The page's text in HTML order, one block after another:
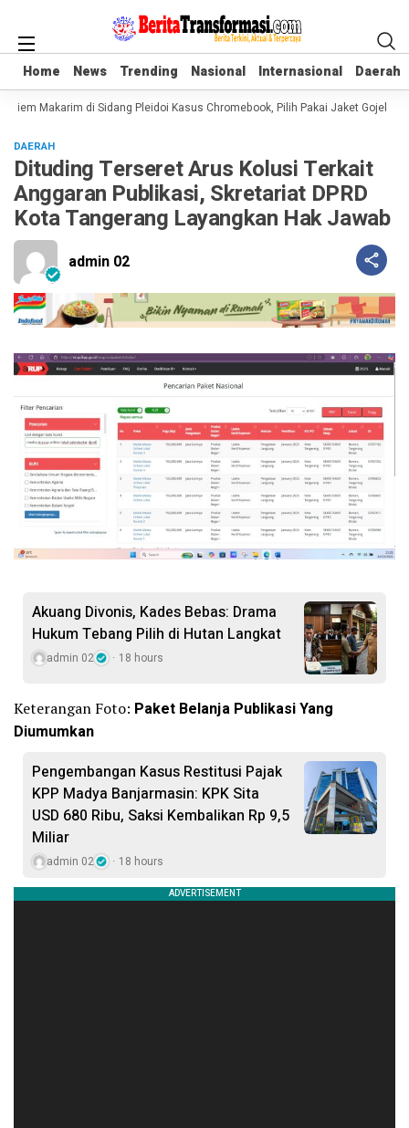
Home News Trending Nasional Internasional Daerah
Home News Trending Nasional Internasional Daerah
Makarim di Sidang Pleidoi Kasus Chromebook, Pilih Pakai Jaket Gojek
DAERAH
Dituding Terseret Arus Kolusi Terkait
Anggaran Publikasi, Skretariat DPRD
Kota Tangerang Layangkan Hak Jawab
admin 02
Akuang Divonis, Kades Bebas: Drama
Hukum Tebang Pilih di Hutan Langkat
admin 02 18 hours
Keterangan Foto: Paket Belanja Publikasi Yang
Diumumkan
Pengembangan Kasus Restitusi Pajak
KPP Madya Banjarmasin: KPK Sita
USD 680 Ribu, Saksi Kembalikan Rp 9,5
Miliar
admin 02 18 hours